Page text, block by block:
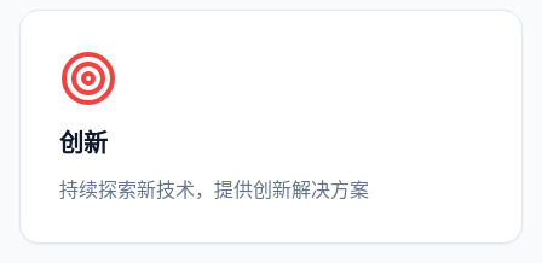
创新
持续探索新技术，提供创新解决方案